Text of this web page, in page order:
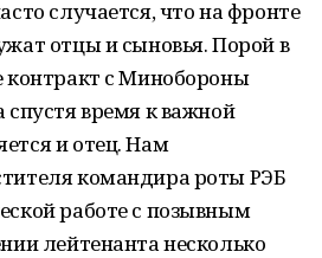
случается, что на фронте
отцы и сыновья. Порой в
контракт с Минобороны
время к важной
и отец. Нам
командира роты РЭБ
работе с позывным
лейтенанта несколько